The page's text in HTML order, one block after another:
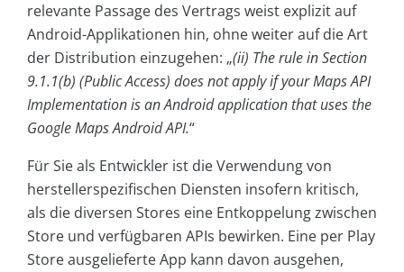
relevante Passage des Vertrags weist explizit auf
Android-Applikationen hin, ohne weiter auf die Art
der Distribution einzugehen: „(ii) The rule in Section
9.1.1(b) (Public Access) does not apply if your Maps API
Implementation is an Android application that uses the
Google Maps Android API.“
Für Sie als Entwickler ist die Verwendung von
herstellerspezifischen Diensten insofern kritisch,
als die diversen Stores eine Entkoppelung zwischen
Store und verfügbaren APIs bewirken. Eine per Play
Store ausgelieferte App kann davon ausgehen,